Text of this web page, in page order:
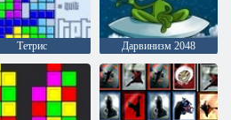
Тетрис Дарвинизм 2048